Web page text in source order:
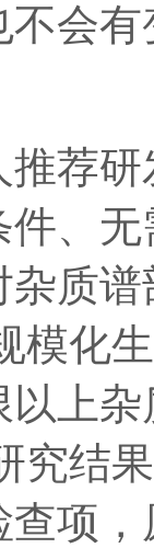
会有
荐
、
质
模化
上
究结
项